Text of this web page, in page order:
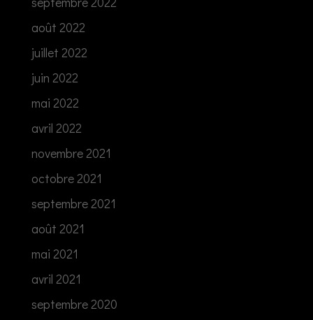
août 2022
juillet 2022
juin 2022
mai 2022
avril 2022
novembre 2021
octobre 2021
septembre 2021
août 2021
mai 2021
avril 2021
septembre 2020